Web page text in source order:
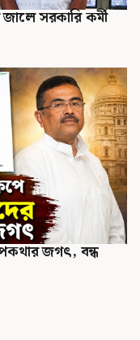
সরকারি কর্মী
জগৎ, বন্ধ